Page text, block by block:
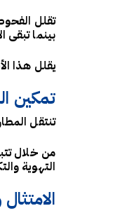
تقلل
بينما
يقلل هذا
تمكين
تنتقل
من خلال
التهوية